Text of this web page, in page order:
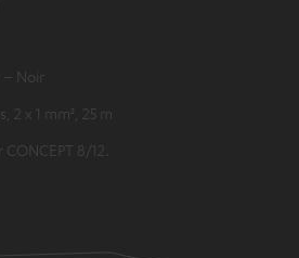
– Noir
2 x 1 mm², 25 m
8/12.